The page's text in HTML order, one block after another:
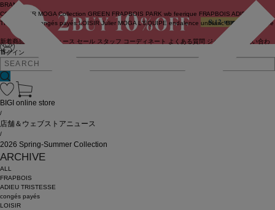
ログイン
BRAND
COUTURIER MOGA Collection GREEN FRAPBOIS PARK wb feerique FRAPBOIS ADIEU
TRISTESSE
congés payés LOISIR Julier MOGA L'EQUIPE endalence unbilanc BIGI online store
新着商品 ニュース セール スタッフ コーディネート よくある質問 ジャーナル
お問い合わ
せ
BIGI online store
/
店舗＆ウェブストアニュース
/
2026 Spring-Summer Collection
ARCHIVE
ALL
FRAPBOIS
ADIEU TRISTESSE
congés payés
LOISIR